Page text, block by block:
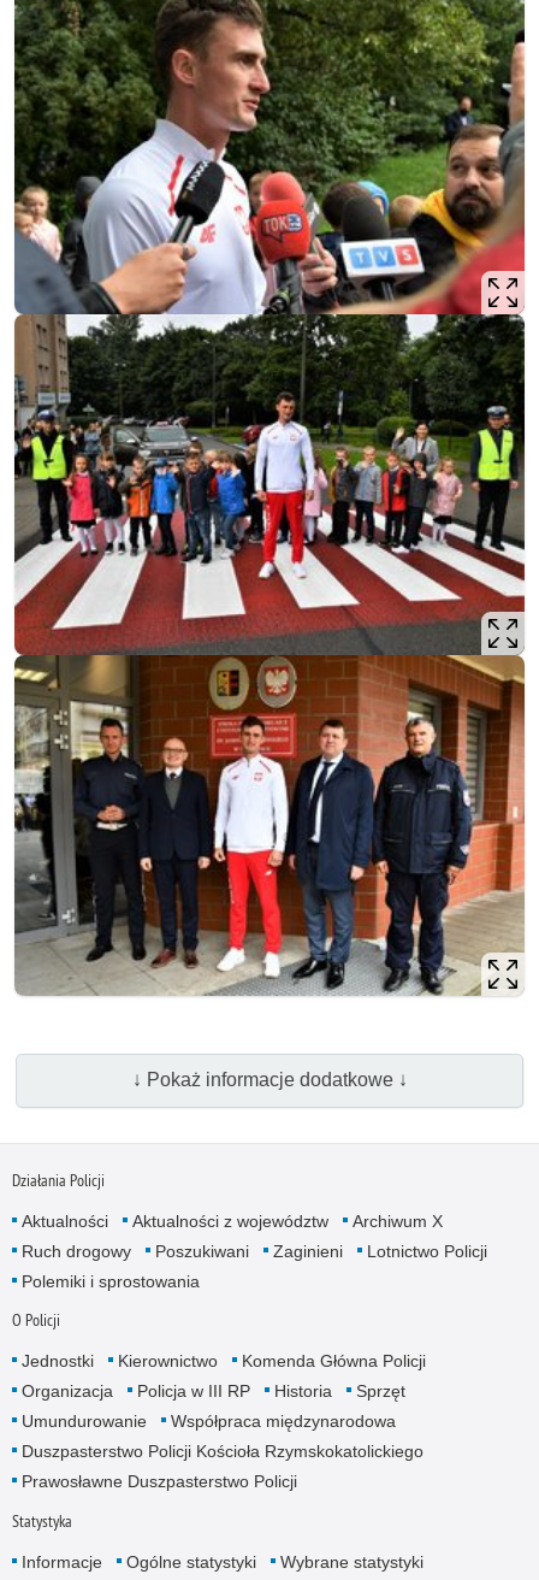
↓ Pokaż informacje dodatkowe ↓
Działania Policji
Aktualności Aktualności z województw
Archiwum X
Ruch drogowy
Poszukiwani Zaginieni
Lotnictwo Policji
Polemiki i sprostowania
O Policji
Jednostki Kierownictwo
Komenda Główna Policji
Organizacja
Policja w III RP Historia
Sprzęt
Umundurowanie
Współpraca międzynarodowa
Duszpasterstwo Policji Kościoła Rzymskokatolickiego
Prawosławne Duszpasterstwo Policji
Statystyka
Informacje Ogólne statystyki
Wybrane statystyki